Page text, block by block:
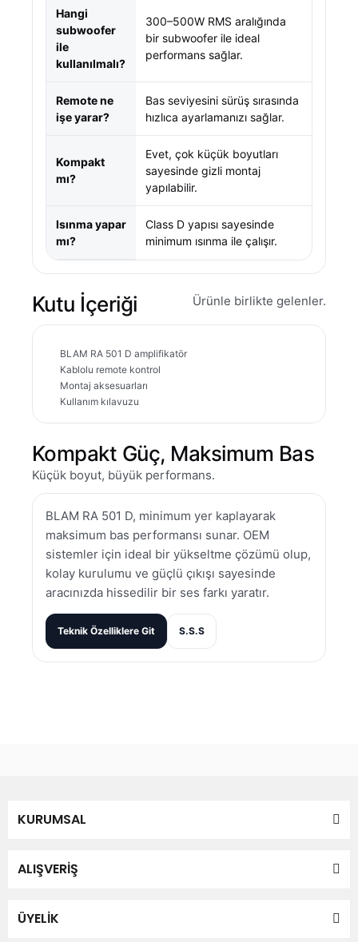
Hangi
subwoofer
ile
kullanılmalı?
300–500W RMS aralığında
bir subwoofer ile ideal
performans sağlar.
Remote ne
işe yarar?
Bas seviyesini sürüş sırasında
hızlıca ayarlamanızı sağlar.
Kompakt
mı?
Evet, çok küçük boyutları
sayesinde gizli montaj
yapılabilir.
Isınma yapar
mı?
Class D yapısı sayesinde
minimum ısınma ile çalışır.
Kutu İçeriği Ürünle birlikte gelenler.
BLAM RA 501 D amplifikatör
Kablolu remote kontrol
Montaj aksesuarları
Kullanım kılavuzu
Kompakt Güç, Maksimum Bas
Küçük boyut, büyük performans.
BLAM RA 501 D, minimum yer kaplayarak
maksimum bas performansı sunar. OEM
sistemler için ideal bir yükseltme çözümü olup,
kolay kurulumu ve güçlü çıkışı sayesinde
aracınızda hissedilir bir ses farkı yaratır.
Teknik Özelliklere Git S.S.S
Ürün resmi kalitesiz, bozuk veya görüntülenemiyor.
Ürün bilgilerinde hatalar bulunuyor.
Bu ürüne benzer farklı alternatifler olmalı.
KURUMSAL
ALIŞVERİŞ
ÜYELİK